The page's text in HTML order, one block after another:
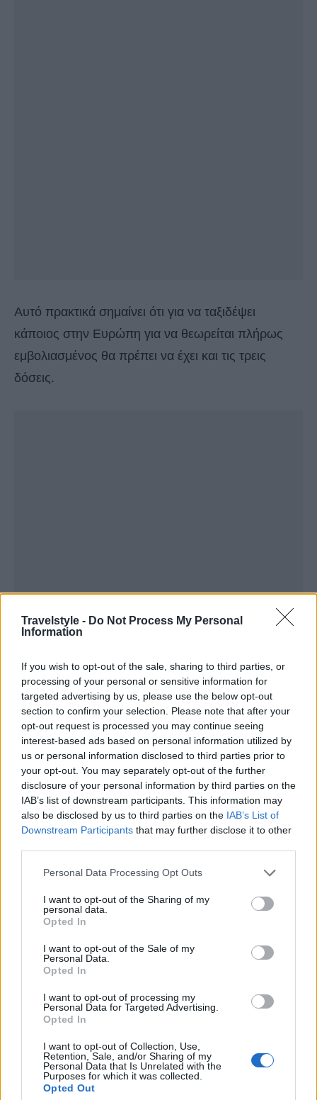
Travelstyle - Do Not Process My Personal
Information
If you wish to opt-out of the sale, sharing to third parties, or
processing of your personal or sensitive information for
targeted advertising by us, please use the below opt-out
section to confirm your selection. Please note that after your
opt-out request is processed you may continue seeing
interest-based ads based on personal information utilized by
us or personal information disclosed to third parties prior to
your opt-out. You may separately opt-out of the further
disclosure of your personal information by third parties on the
IAB’s list of downstream participants. This information may
also be disclosed by us to third parties on the IAB’s List of
Downstream Participants that may further disclose it to other
Please note that this website/app uses one or more Google
not limited to your visit or usage behaviour. You may click to
grant or deny consent to Google and its third-party tags to
use your data for below specified purposes in below Google
consent section.
Personal Data Processing Opt Outs
I want to opt-out of the Sharing of my
personal data.
Opted In
I want to opt-out of the Sale of my
Personal Data.
Opted In
I want to opt-out of processing my
Personal Data for Targeted Advertising.
Opted In
I want to opt-out of Collection, Use,
Retention, Sale, and/or Sharing of my
Personal Data that Is Unrelated with the
Purposes for which it was collected.
Opted Out
Αυτό πρακτικά σημαίνει ότι για να ταξιδέψει
κάποιος στην Ευρώπη για να θεωρείται πλήρως
εμβολιασμένος θα πρέπει να έχει και τις τρεις
δόσεις.
Υπενθυμίζεται ότι, σύμφωνα με τη τωρινή
νομοθεσία, το πιστοποιητικό COVID έχει διάρκεια
για ένα χρόνο.